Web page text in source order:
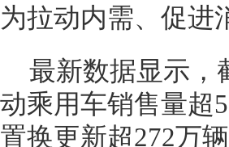
为拉动内需、促进
最新数据显示，
动乘用车销售量超
置换更新超272万